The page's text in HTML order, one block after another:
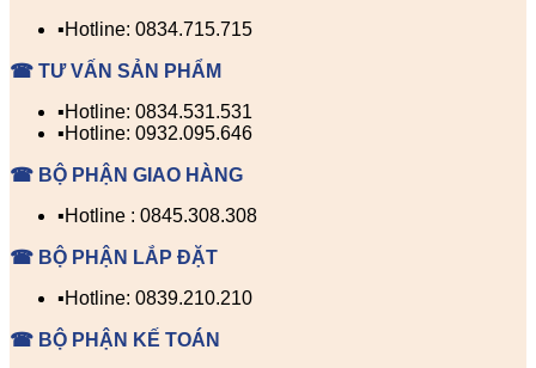
▪️Hotline: 0834.715.715
☎ TƯ VẤN SẢN PHẨM
▪️Hotline: 0834.531.531
▪️Hotline: 0932.095.646
☎ BỘ PHẬN GIAO HÀNG
▪️Hotline : 0845.308.308
☎ BỘ PHẬN LẮP ĐẶT
▪️Hotline: 0839.210.210
☎ BỘ PHẬN KẾ TOÁN